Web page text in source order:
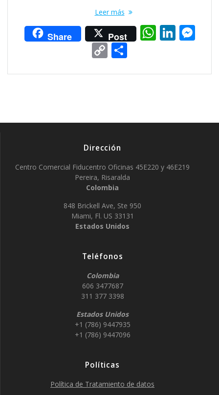
Leer más
Share Post W
s
p
Li
e e
er
C
p
n
k
m
ti
Dirección
Centro Comercial Fiducentro Oficinas 45E220 y 46E219
Pereira, Risaralda
Colombia
848 Brickell Ave, Ste 950
Miami, Fl. US 33131
Estados Unidos
Teléfonos
Colombia
606 3477687
311 377 3398
Estados Unidos
+1 (786) 9447935
+1 (786) 9447096
Políticas
Política de Tratamiento de datos